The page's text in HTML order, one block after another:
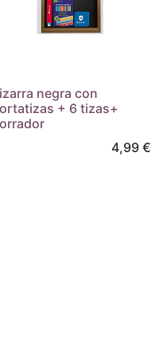
negra con
+ 6 tizas+
4,99 €